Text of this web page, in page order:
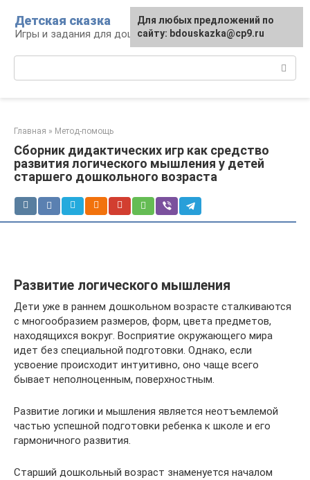
контенту
Детская сказка
Игры и задания для дошкольников
Главная » Метод-помощь
Сборник дидактических игр как средство
развития логического мышления у детей
старшего дошкольного возраста
Развитие логического мышления
Дети уже в раннем дошкольном возрасте сталкиваются
с многообразием размеров, форм, цвета предметов,
находящихся вокруг. Восприятие окружающего мира
идет без специальной подготовки. Однако, если
усвоение происходит интуитивно, оно чаще всего
бывает неполноценным, поверхностным.
Развитие логики и мышления является неотъемлемой
частью успешной подготовки ребенка к школе и его
гармоничного развития.
Старший дошкольный возраст знаменуется началом
Для любых предложений по
сайту: bdouskazka@cp9.ru